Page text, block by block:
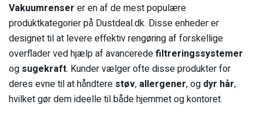
Vakuumrenser er en af de mest populære
produktkategorier på Dustdeal.dk. Disse enheder er
designet til at levere effektiv rengøring af forskellige
overflader ved hjælp af avanceredefiltreringssystemer
og sugekraft. Kunder vælger ofte disse produkter for
deres evne til at håndtere støv, allergener, og dyr hår,
hvilket gør dem ideelle til både hjemmet og kontoret.